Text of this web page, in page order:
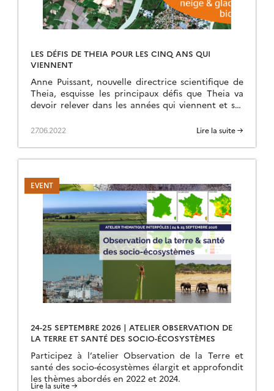
LES DÉFIS DE THEIA POUR LES CINQ ANS QUI
VIENNENT
Anne Puissant, nouvelle directrice scientifique de
Theia, esquisse les principaux défis que Theia va
devoir relever dans les années qui viennent et ses
27.06.2022 Lire la suite →
24-25 SEPTEMBRE 2026 | ATELIER OBSERVATION DE
LA TERRE ET SANTÉ DES SOCIO-ÉCOSYSTÈMES
Participez à l’atelier Observation de la Terre et
santé des socio-écosystèmes élargit et approfondit
les thèmes abordés en 2022 et 2024.
Lire la suite →